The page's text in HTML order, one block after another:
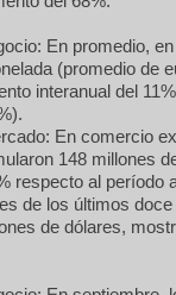
En promedio,
(promedio de
interanual del
En comercio
148 millones
respecto al período
de los últimos
de dólares,